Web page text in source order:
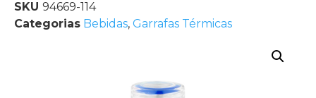
SKU 94669-114
Categorias Bebidas, Garrafas Térmicas